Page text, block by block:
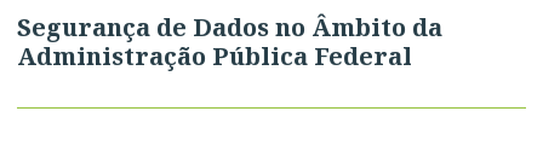
Segurança de Dados no Âmbito da
Administração Pública Federal